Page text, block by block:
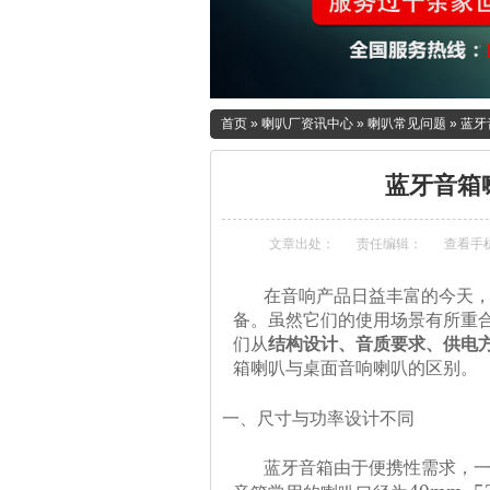
首页 » 喇叭厂资讯中心 » 喇叭常见问题 » 蓝牙
蓝牙音箱
文章出处： 责任编辑： 查看手
在音响产品日益丰富的今天，
备。虽然它们的使用场景有所重
们从结构设计、音质要求、供电
箱喇叭与桌面音响喇叭的区别。
一、尺寸与功率设计不同
蓝牙音箱由于便携性需求，一